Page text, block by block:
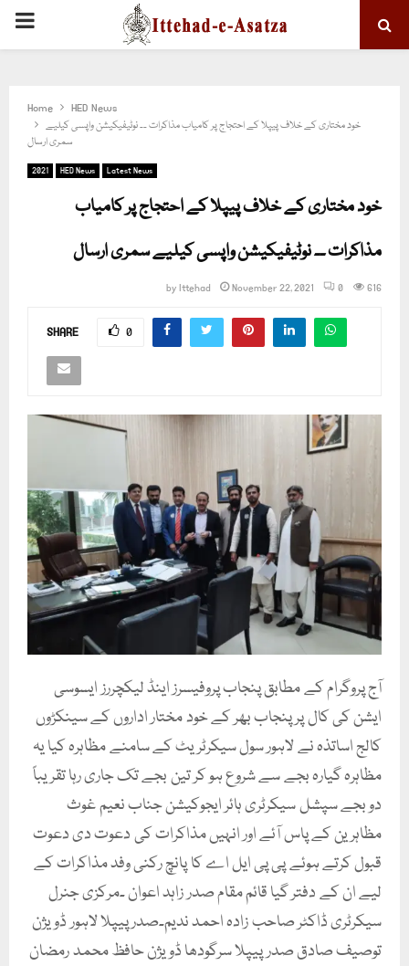
PRIMARY
Home
HED News
خود مختاری کے خلاف پیپلا کے احتجاج پر کامیاب مذاکرات ۔۔ نوٹیفیکیشن واپسی کیلیے
سمری ارسال
2021 HED News Latest News
خود مختاری کے خلاف پیپلا کے احتجاج پر کامیاب
مذاکرات ۔۔ نوٹیفیکیشن واپسی کیلیے سمری ارسال
byIttehad November 22, 2021 0 616
SHARE 0
آج پروگرام کے مطابق پنجاب پروفیسرز اینڈ لیکچررز ایسوسی
ایشن کی کال پر پنجاب بھر کے خود مختار اداروں کے سینکڑوں
کالج اساتذہ نے لاہور سول سیکرٹریٹ کے سامنے مظاہرہ کیا یہ
مظاہرہ گیارہ بجے سے شروع ہو کر تین بجے تک جاری رہا تقریباً
دو بجے سپشل سیکرٹری ہائر ایجوکیشن جناب نعیم غوث
مظاہرین کے پاس آئے اور انہیں مذاکرات کی دعوت دی دعوت
قبول کرتے ہوئے پی پی ایل اے کا پانچ رکنی وفد مذاکرات کے
لیے ان کے دفتر گیا قائم مقام صدر زاہد اعوان ۔مرکزی جنرل
سیکرٹری ڈاکٹر صاحب زادہ احمد ندیم۔صدر پیپلا لاہور ڈویژن
توصیف صادق صدر پیپلا سرگودھا ڈویژن حافظ محمد رمضان